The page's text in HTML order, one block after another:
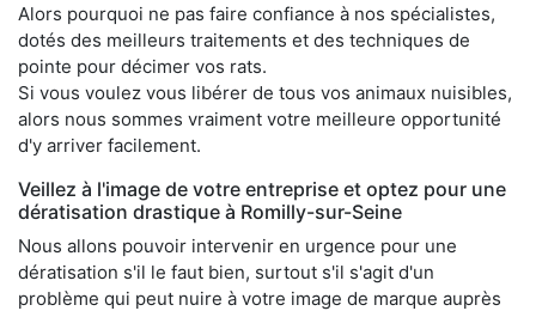
Alors pourquoi ne pas faire confiance à nos spécialistes,
dotés des meilleurs traitements et des techniques de
pointe pour décimer vos rats.
Si vous voulez vous libérer de tous vos animaux nuisibles,
alors nous sommes vraiment votre meilleure opportunité
d'y arriver facilement.
Veillez à l'image de votre entreprise et optez pour une
dératisation drastique à Romilly-sur-Seine
Nous allons pouvoir intervenir en urgence pour une
dératisation s'il le faut bien, surtout s'il s'agit d'un
problème qui peut nuire à votre image de marque auprès